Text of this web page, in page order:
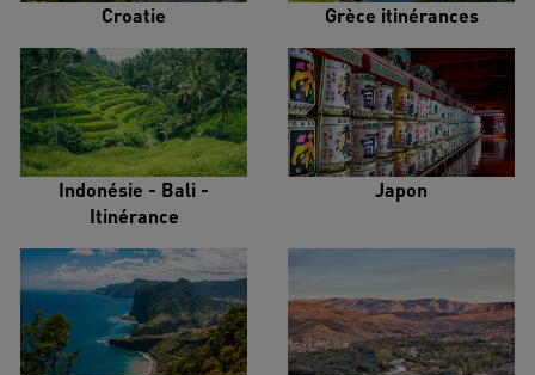
Croatie Grèce itinérances
Indonésie - Bali -
Itinérance
Japon